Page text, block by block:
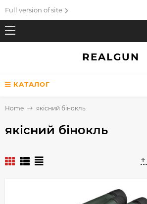
Full version of site
REALGUN
КАТАЛОГ
Home якісний бінокль
якісний бінокль